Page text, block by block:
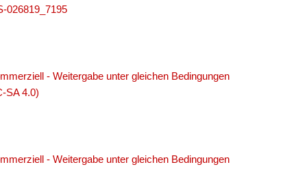
026819_7195
- Weitergabe unter gleichen Bedingungen
SA 4.0)
- Weitergabe unter gleichen Bedingungen